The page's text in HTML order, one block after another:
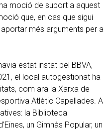
moció de suport a aquest
que, en cas que sigui
més arguments per a
estat instat pel BBVA,
el local autogestionat ha
com ara la Xarxa de
Atlètic Capellades. A
la Biblioteca
un Gimnàs Popular, un